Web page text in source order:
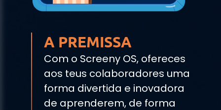
A PREMISSA
Com o Screeny OS, ofereces
aos teus colaboradores uma
forma divertida e inovadora
de aprenderem, de forma